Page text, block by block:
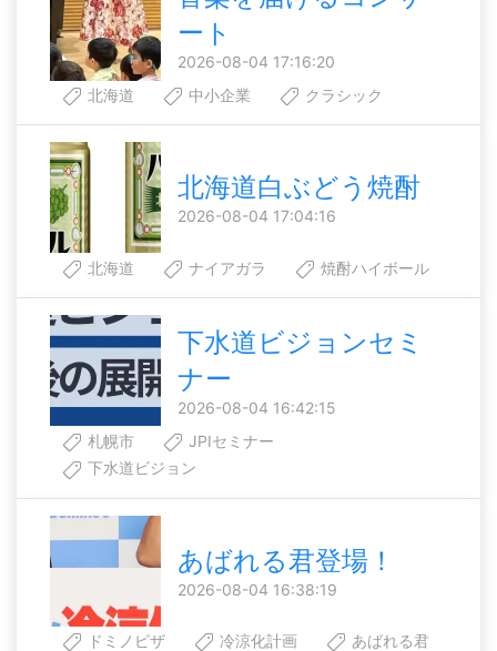
ート
2026-08-04 17:16:20
北海道
中小企業 クラシック
北海道白ぶどう焼酎
2026-08-04 17:04:16
北海道 ナイアガラ 焼酎ハイボール
下水道ビジョンセミ
ナー
2026-08-04 16:42:15
札幌市
JPIセミナー
下水道ビジョン
あばれる君登場！
2026-08-04 16:38:19
ドミノピザ 冷涼化計画 あばれる君